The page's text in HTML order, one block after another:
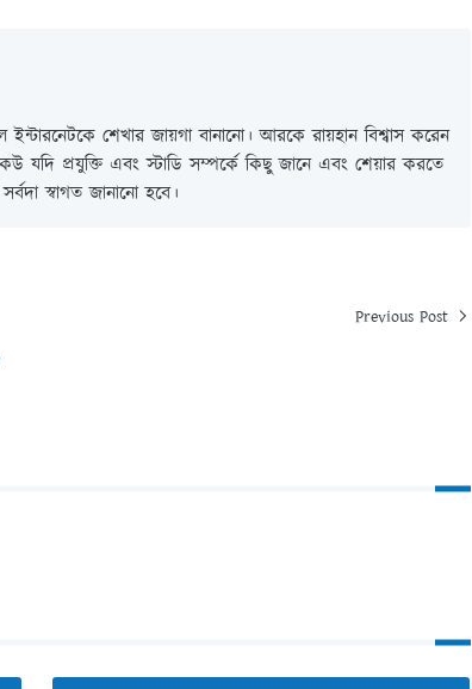
শেখার জায়গা বানানো। আরকে রায়হান বিশ্বাস করেন
যদি প্রযুক্তি এবং স্টাডি সম্পর্কে কিছু জানে এবং শেয়ার করতে
স্বাগত জানানো হবে।
Previous Post